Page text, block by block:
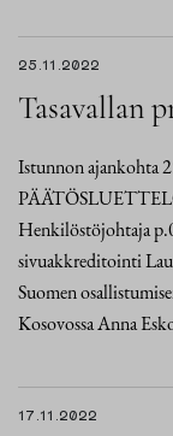
25.11.2022
Tasavallan
Istunnon ajankohta
Henkilöstöjohtaja
sivuakkreditointi
Suomen
Kosovossa Anna
17.11.2022